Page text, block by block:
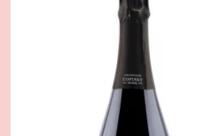
CHATELDON, VODA PERLIVÁ